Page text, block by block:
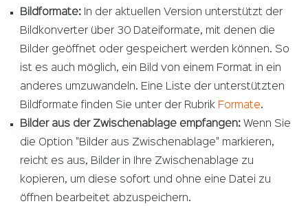
Bildformate:
In der aktuellen Version unterstützt der
Bildkonverter über 30 Dateiformate, mit denen die
Bilder geöffnet oder gespeichert werden können. So
ist es auch möglich, ein Bild von einem Format in ein
anderes umzuwandeln. Eine Liste der unterstützten
Bildformate finden Sie unter der Rubrik Formate.
Bilder aus der Zwischenablage empfangen: Wenn Sie
die Option "Bilder aus Zwischenablage" markieren,
reicht es aus, Bilder in Ihre Zwischenablage zu
kopieren, um diese sofort und ohne eine Datei zu
öffnen bearbeitet abzuspeichern.